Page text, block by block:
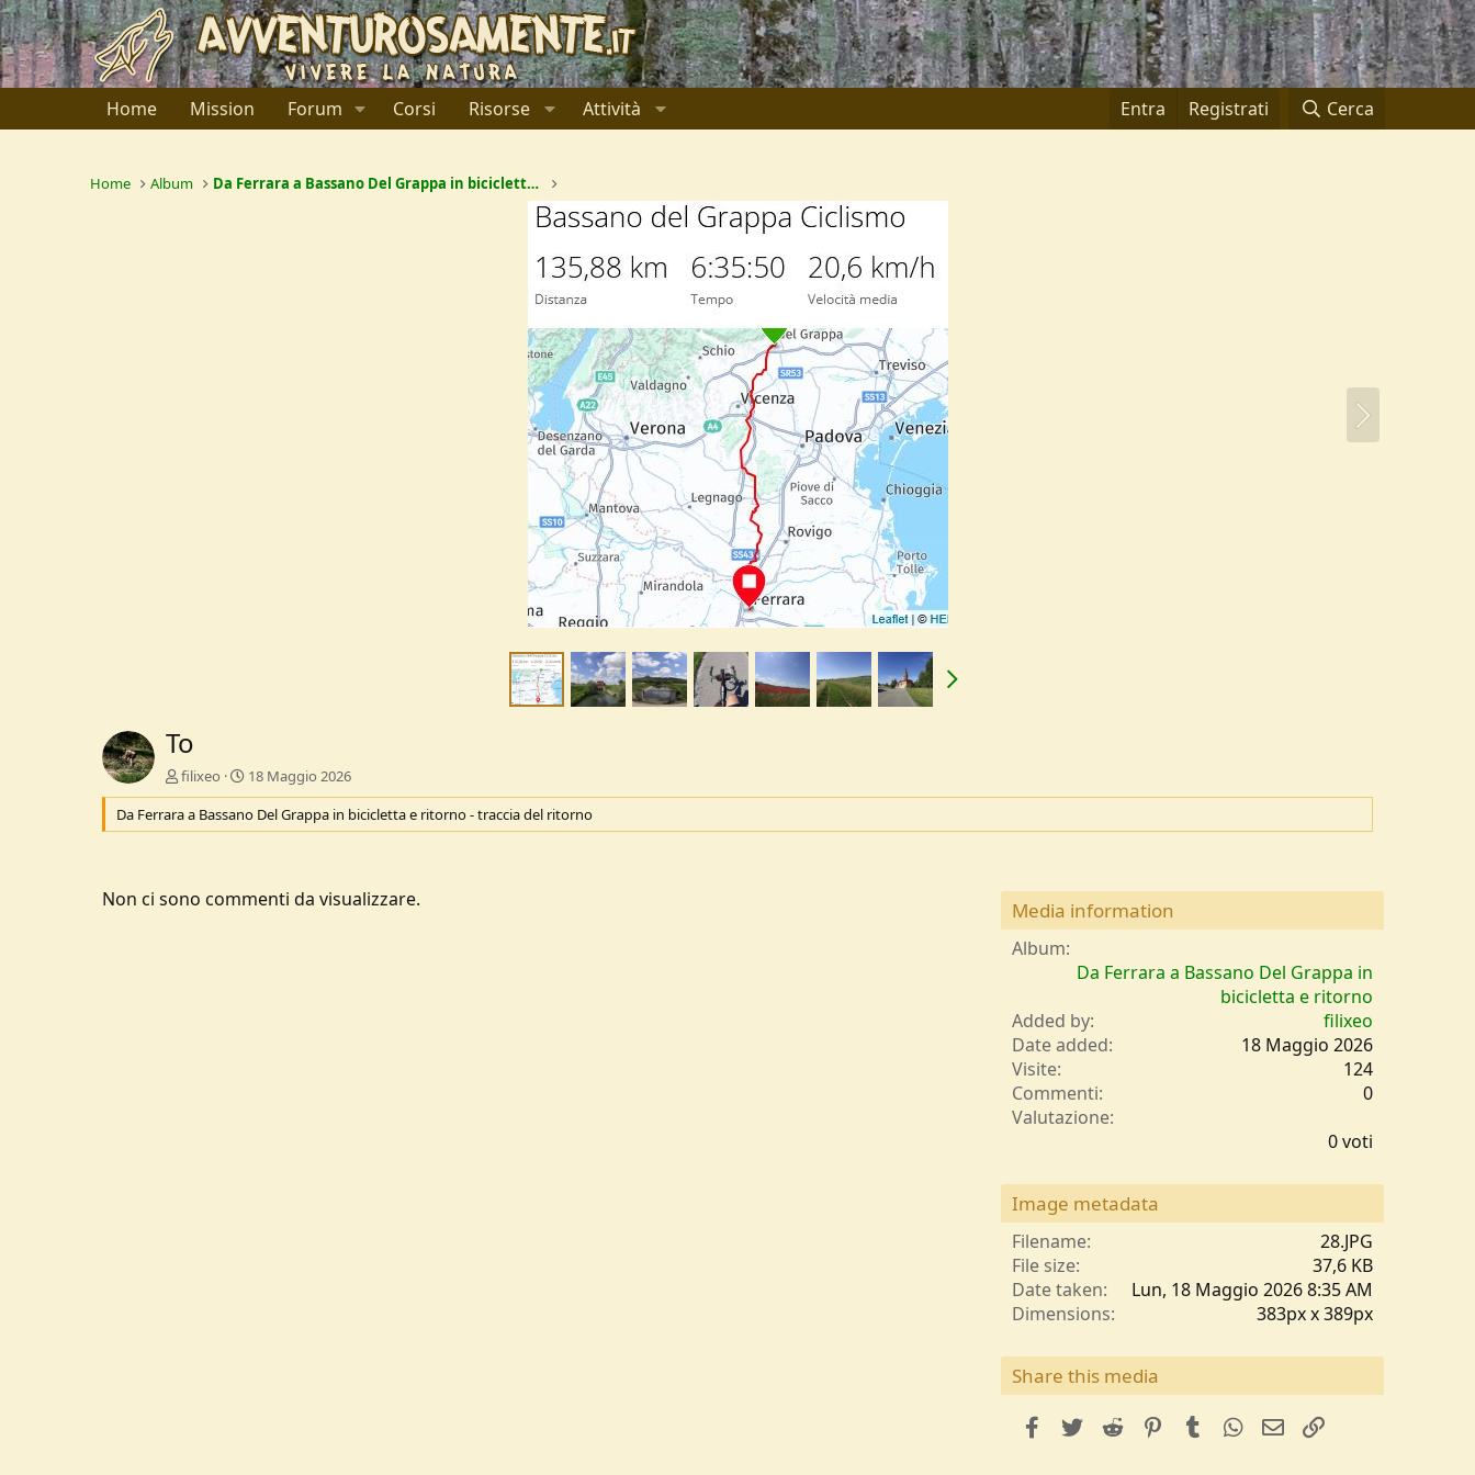
Home Mission Forum Corsi Risorse Attività Entra Registrati Cerca
Home Album Da Ferrara a Bassano Del Grappa in bicicletta e ritorno
To
filixeo
18 Maggio 2026
Da Ferrara a Bassano Del Grappa in bicicletta e ritorno - traccia del ritorno
Non ci sono commenti da visualizzare. Media information
Album
Da Ferrara a Bassano Del Grappa in
bicicletta e ritorno
Added by
filixeo
Date added
18 Maggio 2026
Visite
124
Commenti
0
Valutazione
0
t
l
e
/
0 voti
Image metadata
Filename
28.JPG
File size
37,6 KB
Date taken
Lun, 18 Maggio 2026 8:35 AM
Dimensions
383px x 389px
Share this media
facebookTwitterReddit PinterestTumblrWhatsApp
e-mail